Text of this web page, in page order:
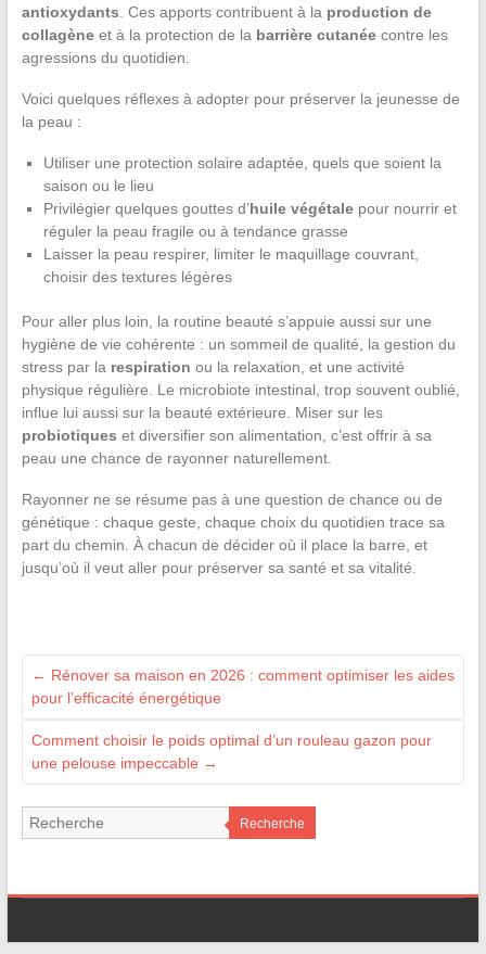
antioxydants . Ces apports contribuent à la production de
collagèneet à la protection de la barrière cutanéecontre les
agressions du quotidien.
Voici quelques réflexes à adopter pour préserver la jeunesse de
la peau :
Utiliser une protection solaire adaptée, quels que soient la
saison ou le lieu
Privilégier quelques gouttes d’huile végétalepour nourrir et
réguler la peau fragile ou à tendance grasse
Laisser la peau respirer, limiter le maquillage couvrant,
choisir des textures légères
Pour aller plus loin, la routine beauté s’appuie aussi sur une
hygiène de vie cohérente : un sommeil de qualité, la gestion du
stress par la respiration ou la relaxation, et une activité
physique régulière. Le microbiote intestinal, trop souvent oublié,
influe lui aussi sur la beauté extérieure. Miser sur les
probiotiques et diversifier son alimentation, c’est offrir à sa
peau une chance de rayonner naturellement.
Rayonner ne se résume pas à une question de chance ou de
génétique : chaque geste, chaque choix du quotidien trace sa
part du chemin. À chacun de décider où il place la barre, et
jusqu’où il veut aller pour préserver sa santé et sa vitalité.
← Rénover sa maison en 2026 : comment optimiser les aides
pour l’efficacité énergétique
Comment choisir le poids optimal d’un rouleau gazon pour
une pelouse impeccable →
Recherche